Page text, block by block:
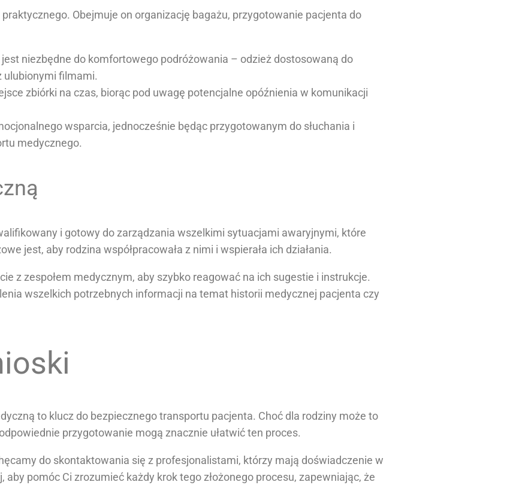
Obejmuje on organizację bagażu, przygotowanie pacjenta do
niezbędne do komfortowego podróżowania – odzież dostosowaną do
ulubionymi filmami.
zbiórki na czas, biorąc pod uwagę potencjalne opóźnienia w komunikacji
wsparcia, jednocześnie będąc przygotowanym do słuchania i
medycznego.
i gotowy do zarządzania wszelkimi sytuacjami awaryjnymi, które
jest, aby rodzina współpracowała z nimi i wspierała ich działania.
z zespołem medycznym, aby szybko reagować na ich sugestie i instrukcje.
wszelkich potrzebnych informacji na temat historii medycznej pacjenta czy
to klucz do bezpiecznego transportu pacjenta. Choć dla rodziny może to
przygotowanie mogą znacznie ułatwić ten proces.
do skontaktowania się z profesjonalistami, którzy mają doświadczenie w
aby pomóc Ci zrozumieć każdy krok tego złożonego procesu, zapewniając, że